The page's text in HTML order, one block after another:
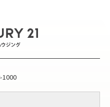
1000